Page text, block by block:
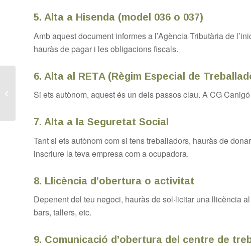
5. Alta a Hisenda (model 036 o 037)
Amb aquest document informes a l’Agència Tributària de
hauràs de pagar i les obligacions fiscals.
6. Alta al RETA (Règim Especial de
Si ets autònom, aquest és un dels passos clau. A CG
7. Alta a la Seguretat Social
Tant si ets autònom com si tens treballadors, hauràs de
inscriure la teva empresa com a ocupadora.
8. Llicència d’obertura o activitat
Depenent del teu negoci, hauràs de sol·licitar una llicència
bars, tallers, etc.
9. Comunicació d’obertura del centre de
Errors freqüents a l’hora
de gestionar nòmines i